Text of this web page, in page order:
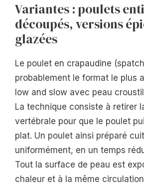
Variantes : poulets
découpés, versions
glazées
Le poulet en crapaudine
probablement le format le plus
low and slow avec peau
La technique consiste à retirer
vertébrale pour que le poulet
plat. Un poulet ainsi préparé
uniformément, en un temps
Tout la surface de peau est
chaleur et à la même circulation